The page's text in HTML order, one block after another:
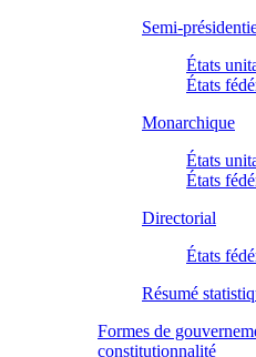
Semi-
États
États
Monarchique
États
États
Directorial
États
Résumé
Formes de
constitutionnalité